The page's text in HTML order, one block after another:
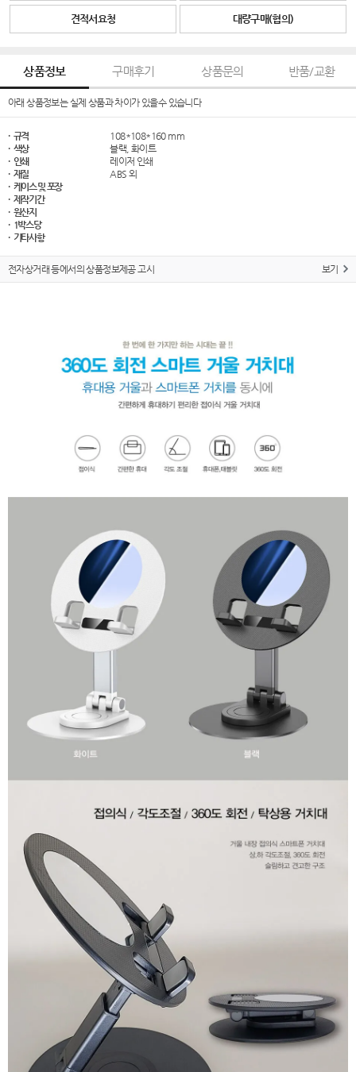
견적서요청 대량구매(협의)
상품정보 구매후기 상품문의 반품/교환
아래 상품정보는 실제 상품과 차이가 있을수 있습니다
· 규격
108*108*160 mm
· 색상
블랙, 화이트
· 인쇄
레이저 인쇄
· 재질
ABS 외
· 케이스 및 포장
· 제작기간
· 원산지
· 1박스당
· 기타사항
전자상거래 등에서의 상품정보제공 고시 보기